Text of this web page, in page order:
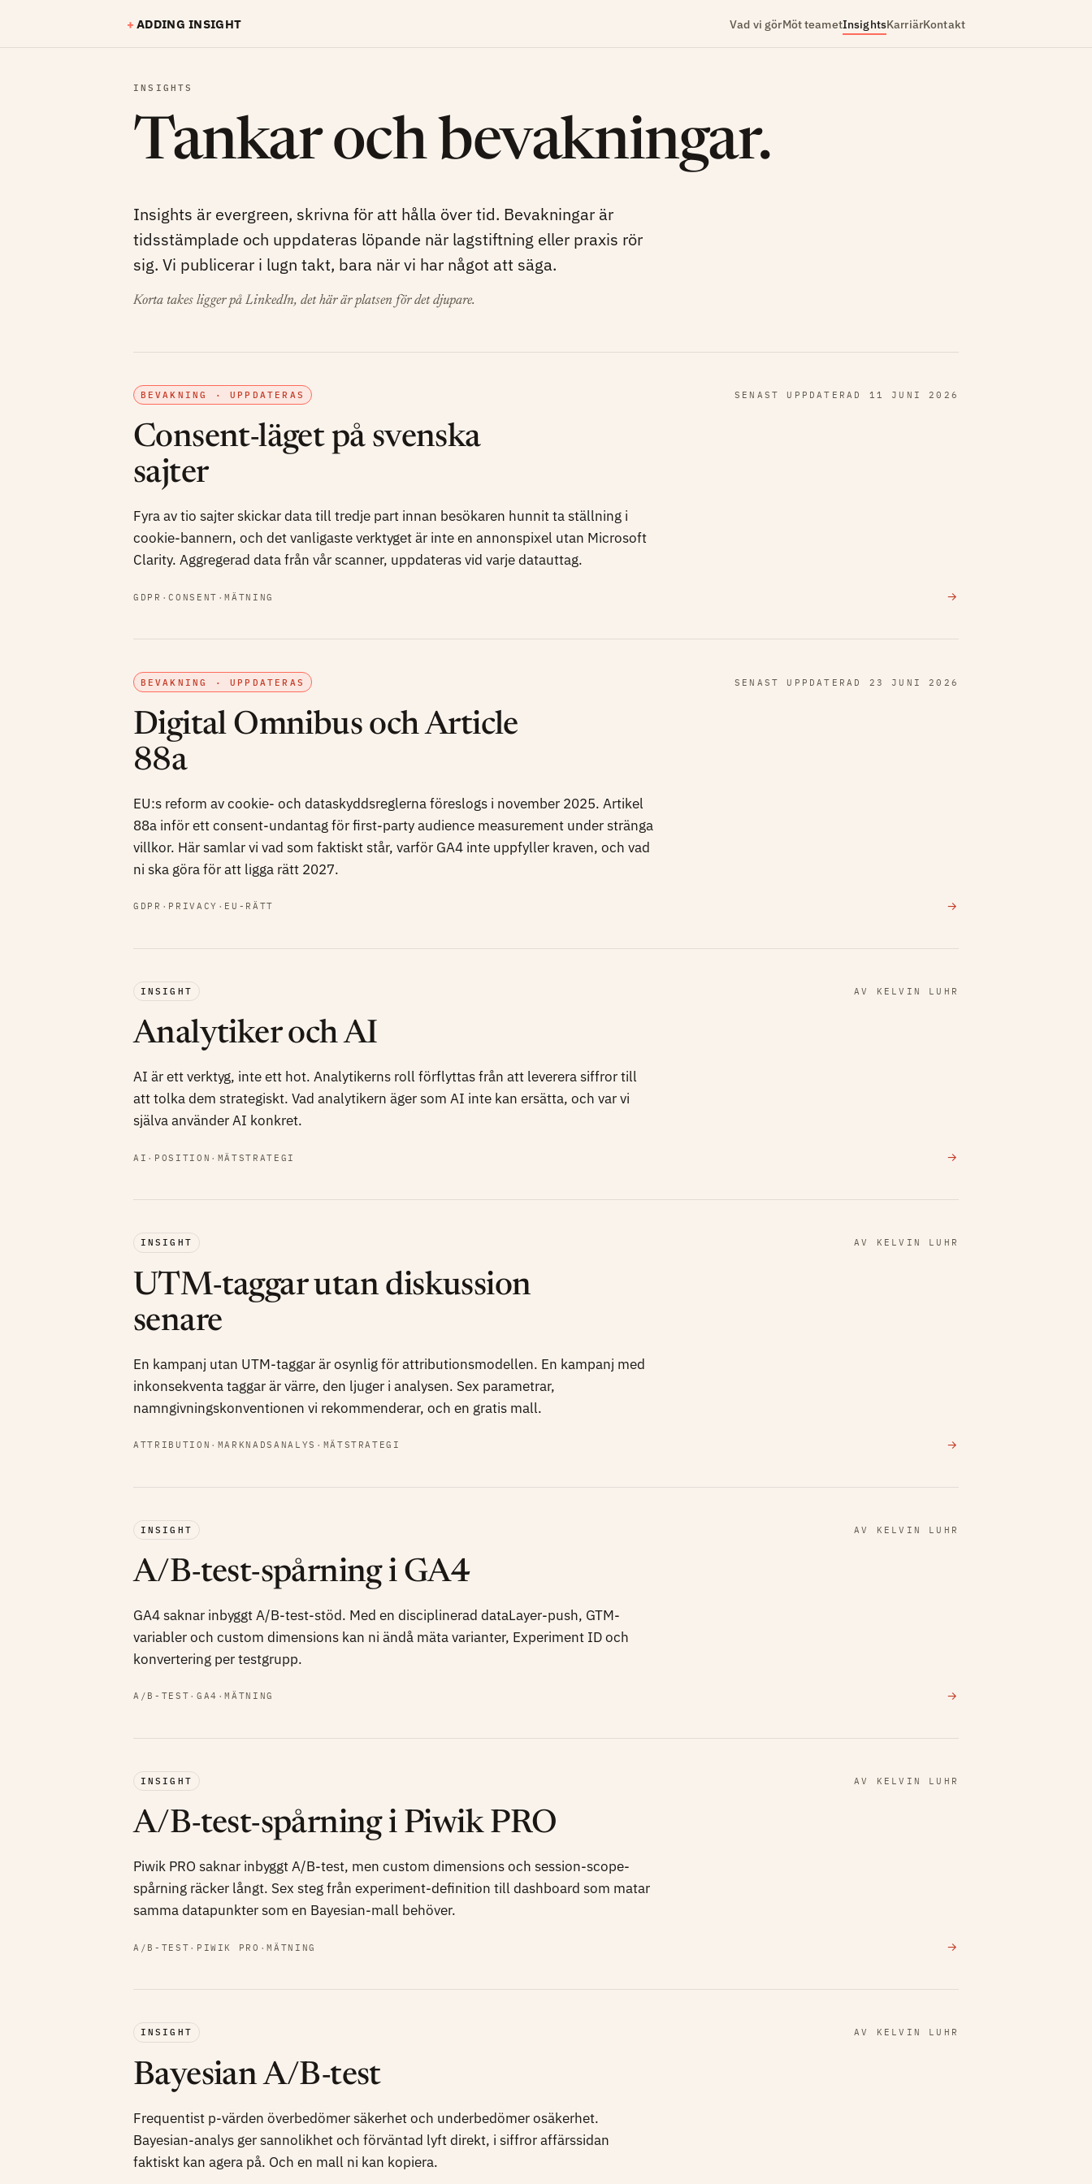
+ ADDING INSIGHT Vad vi görMöt teametInsightsKarriärKontakt
INSIGHTS
Tankar och bevakningar.
Insights är evergreen, skrivna för att hålla över tid. Bevakningar är
tidsstämplade och uppdateras löpande när lagstiftning eller praxis rör
sig. Vi publicerar i lugn takt, bara när vi har något att säga.
Korta takes ligger på LinkedIn, det här är platsen för det djupare.
BEVAKNING · UPPDATERAS SENAST UPPDATERAD 11 JUNI 2026
Consent-läget på svenska
sajter
Fyra av tio sajter skickar data till tredje part innan besökaren hunnit ta ställning i
cookie-bannern, och det vanligaste verktyget är inte en annonspixel utan Microsoft
Clarity. Aggregerad data från vår scanner, uppdateras vid varje datauttag.
GDPR ·CONSENT ·MÄTNING →
BEVAKNING · UPPDATERAS SENAST UPPDATERAD 23 JUNI 2026
Digital Omnibus och Article
88a
EU:s reform av cookie- och dataskyddsreglerna föreslogs i november 2025. Artikel
88a inför ett consent-undantag för first-party audience measurement under stränga
villkor. Här samlar vi vad som faktiskt står, varför GA4 inte uppfyller kraven, och vad
ni ska göra för att ligga rätt 2027.
GDPR · PRIVACY · EU-RÄTT →
INSIGHT AV KELVIN LUHR
Analytiker och AI
AI är ett verktyg, inte ett hot. Analytikerns roll förflyttas från att leverera siffror till
att tolka dem strategiskt. Vad analytikern äger som AI inte kan ersätta, och var vi
själva använder AI konkret.
AI · POSITION · MÄTSTRATEGI →
INSIGHT AV KELVIN LUHR
UTM-taggar utan diskussion
senare
En kampanj utan UTM-taggar är osynlig för attributionsmodellen. En kampanj med
inkonsekventa taggar är värre, den ljuger i analysen. Sex parametrar,
namngivningskonventionen vi rekommenderar, och en gratis mall.
ATTRIBUTION · MARKNADSANALYS · MÄTSTRATEGI →
INSIGHT AV KELVIN LUHR
A/B-test-spårning i GA4
GA4 saknar inbyggt A/B-test-stöd. Med en disciplinerad dataLayer-push, GTM-
variabler och custom dimensions kan ni ändå mäta varianter, Experiment ID och
konvertering per testgrupp.
A/B-TEST · GA4 ·MÄTNING →
INSIGHT AV KELVIN LUHR
A/B-test-spårning i Piwik PRO
Piwik PRO saknar inbyggt A/B-test, men custom dimensions och session-scope-
spårning räcker långt. Sex steg från experiment-definition till dashboard som matar
samma datapunkter som en Bayesian-mall behöver.
A/B-TEST · PIWIK PRO ·MÄTNING →
INSIGHT AV KELVIN LUHR
Bayesian A/B-test
Frequentist p-värden överbedömer säkerhet och underbedömer osäkerhet.
Bayesian-analys ger sannolikhet och förväntad lyft direkt, i siffror affärssidan
faktiskt kan agera på. Och en mall ni kan kopiera.